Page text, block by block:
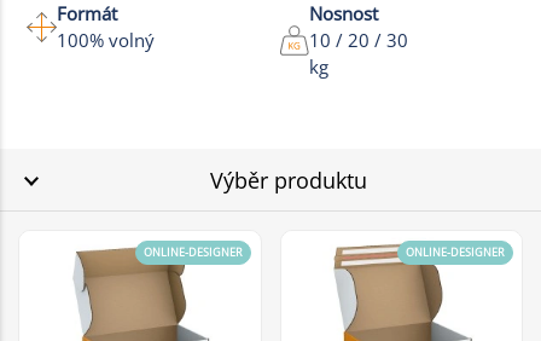
Formát
100% volný
Nosnost
10 / 20 / 30
kg
Výběr produktu
ONLINE-DESIGNER ONLINE-DESIGNER